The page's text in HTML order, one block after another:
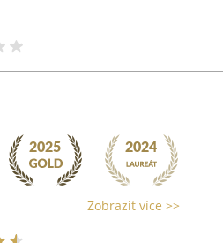
Zobrazit více >>